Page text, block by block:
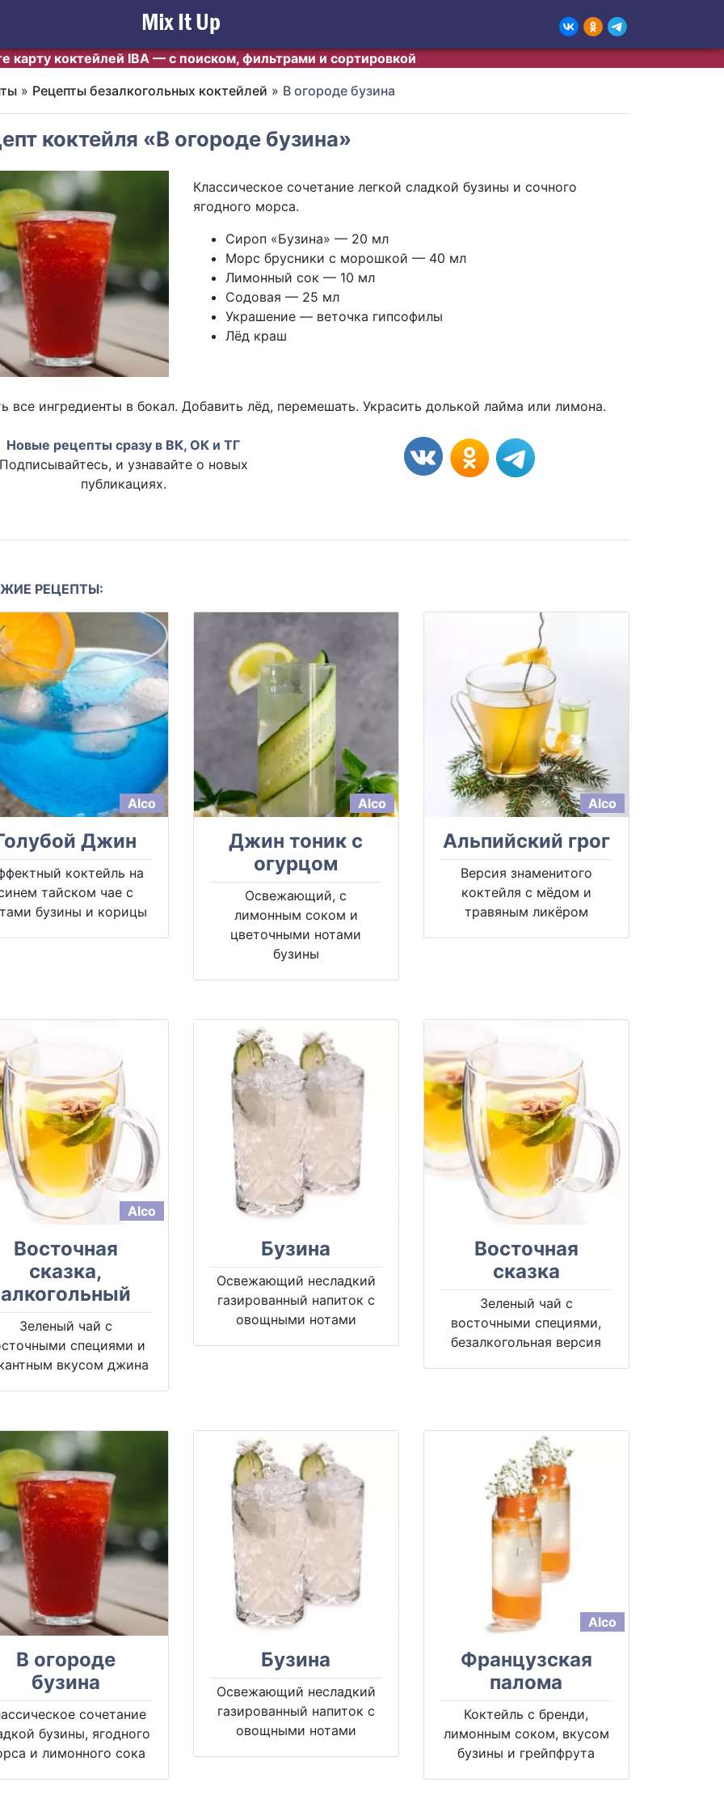
карту коктейлей IBA — с поиском, фильтрами и сортировкой
» Рецепты безалкогольных коктейлей » В огороде бузина
коктейля «В огороде бузина»
Классическое сочетание легкой сладкой бузины и сочного
ягодного морса.
Сироп «Бузина» — 20 мл
Морс брусники с морошкой — 40 мл
Лимонный сок — 10 мл
Содовая — 25 мл
Украшение — веточка гипсофилы
Лёд краш
все ингредиенты в бокал. Добавить лёд, перемешать. Украсить долькой лайма или лимона.
Новые рецепты сразу в ВК, ОК и ТГ
и узнавайте о новых
публикациях.
РЕЦЕПТЫ:
Alco
Джин
коктейль на
тайском чае с
бузины и корицы
Alco
Джин тоник с
огурцом
Освежающий, с
лимонным соком и
цветочными нотами
бузины
Alco
Альпийский грог
Версия знаменитого
коктейля с мёдом и
травяным ликёром
Alco
Восточная
сказка,
алкогольный
Зеленый чай с
специями и
вкусом джина
Бузина
Освежающий несладкий
газированный напиток с
овощными нотами
Восточная
сказка
Зеленый чай с
восточными специями,
безалкогольная версия
В огороде
бузина
сочетание
бузины, ягодного
и лимонного сока
Бузина
Освежающий несладкий
газированный напиток с
овощными нотами
Alco
Французская
палома
Коктейль с бренди,
лимонным соком, вкусом
бузины и грейпфрута